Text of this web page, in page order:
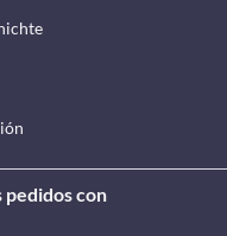
pedidos con